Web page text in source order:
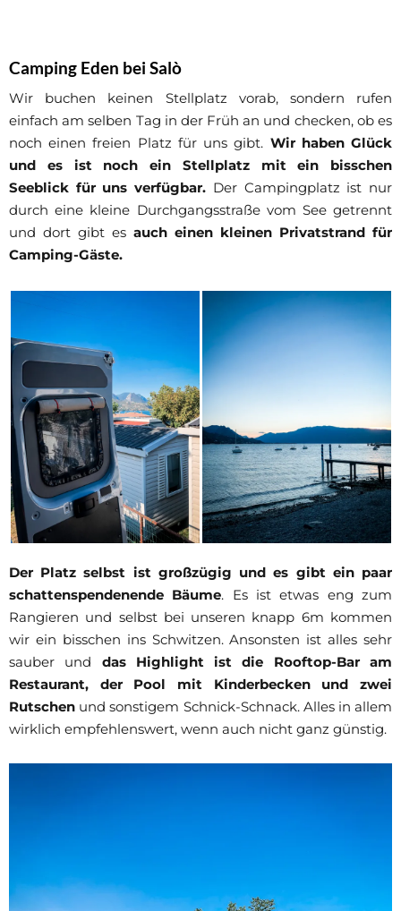
Camping Eden bei Salò
Wir buchen keinen Stellplatz vorab, sondern rufen
einfach am selben Tag in der Früh an und checken, ob es
noch einen freien Platz für uns gibt. Wir haben Glück
und es ist noch ein Stellplatz mit ein bisschen
Seeblick für uns verfügbar. Der Campingplatz ist nur
durch eine kleine Durchgangsstraße vom See getrennt
und dort gibt es auch einen kleinen Privatstrand für
Camping-Gäste.
Der Platz selbst ist großzügig und es gibt ein paar
schattenspendenende Bäume. Es ist etwas eng zum
Rangieren und selbst bei unseren knapp 6m kommen
wir ein bisschen ins Schwitzen. Ansonsten ist alles sehr
sauber und das Highlight ist die Rooftop-Bar am
Restaurant, der Pool mit Kinderbecken und zwei
Rutschen und sonstigem Schnick-Schnack. Alles in allem
wirklich empfehlenswert, wenn auch nicht ganz günstig.